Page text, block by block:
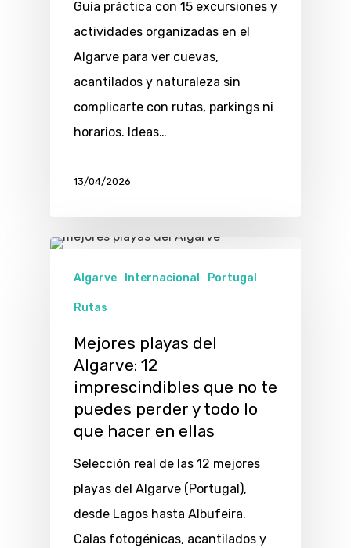
Guía práctica con 15 excursiones y
actividades organizadas en el
Algarve para ver cuevas,
acantilados y naturaleza sin
complicarte con rutas, parkings ni
horarios. Ideas…
13/04/2026
Algarve Internacional Portugal
Rutas
Mejores playas del
Algarve: 12
imprescindibles que no te
puedes perder y todo lo
que hacer en ellas
Selección real de las 12 mejores
playas del Algarve (Portugal),
desde Lagos hasta Albufeira.
Calas fotogénicas, acantilados y